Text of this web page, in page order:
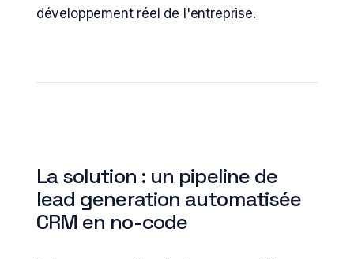
développement réel de l'entreprise.
La solution : un pipeline de
lead generation automatisée
CRM en no-code